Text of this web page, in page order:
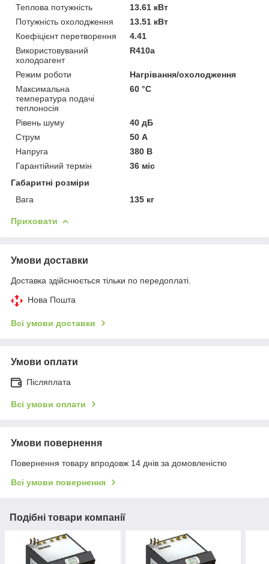
Теплова потужність
13.61 кВт
Потужність охолодження
13.51 кВт
Коефіцієнт перетворення
4.41
Використовуваний
холодоагент
R410a
Режим роботи
Нагрівання/охолодження
Максимальна
температура подачі
теплоносія
60 °С
Рівень шуму
40 дБ
Струм
50 А
Напруга
380 В
Гарантійний термін
36 міс
Габаритні розміри
Вага
135 кг
Приховати
Умови доставки
Доставка здійснюється тільки по передоплаті.
Нова Пошта
Всі умови доставки
Умови оплати
Післяплата
Всі умови оплати
Умови повернення
Повернення товару впродовж 14 днів за домовленістю
Всі умови повернення
Подібні товари компанії